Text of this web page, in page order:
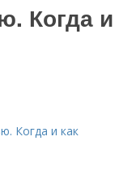
Когда и
Когда и как